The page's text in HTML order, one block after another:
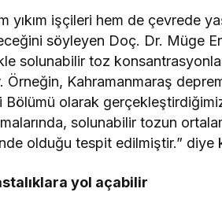
yıkım işçileri hem de çevrede
söyleyen Doç. Dr. Müge
solunabilir toz
Kahramanmaraş
Bölümü olarak
solunabilir tozun
olduğu tespit edilmiştir.” diye
yol açabilir